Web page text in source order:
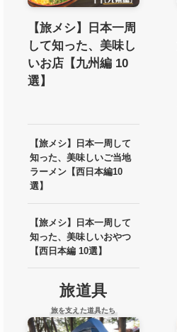
【旅メシ】日本一周
して知った、美味し
いお店【九州編 10
選】
【旅メシ】日本一周して
知った、美味しいご当地
ラーメン【西日本編10
選】
【旅メシ】日本一周して
知った、美味しいおやつ
【西日本編 10選】
旅道具
旅を支えた道具たち